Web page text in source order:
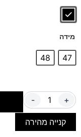
מידה
47
48
- +
קנייה מהירה